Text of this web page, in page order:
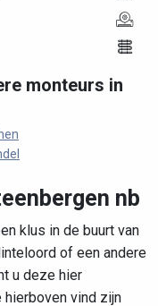
monteurs in
nb
klus in de buurt van
of een andere
u deze hier
hierboven vind zijn